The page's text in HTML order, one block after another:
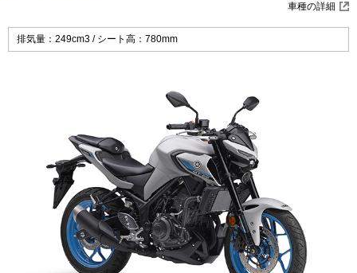
車種の詳細
排気量：249cm3 シート高：780mm